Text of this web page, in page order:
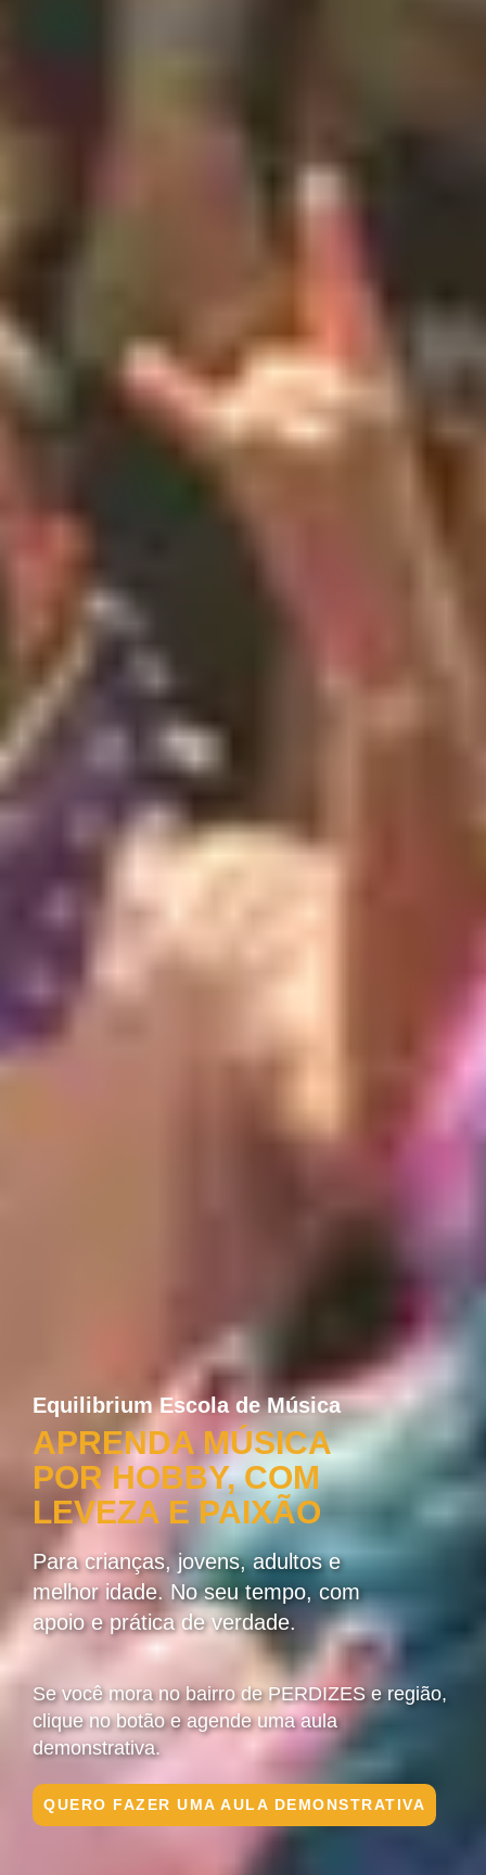
Equilibrium Escola de Música
APRENDA MÚSICA
POR HOBBY, COM
LEVEZA E PAIXÃO
Para crianças, jovens, adultos e
melhor idade. No seu tempo, com
apoio e prática de verdade.
Se você mora no bairro de PERDIZES e região,
clique no botão e agende uma aula
demonstrativa.
QUERO FAZER UMA AULA DEMONSTRATIVA